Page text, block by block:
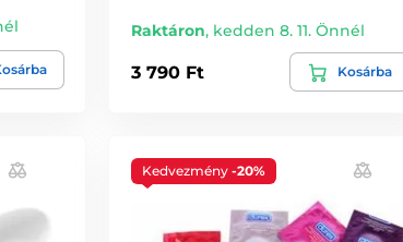
Raktáron, kedden 8. 11. Önnél
3 790 Ft Kosárba
Kedvezmény -20%